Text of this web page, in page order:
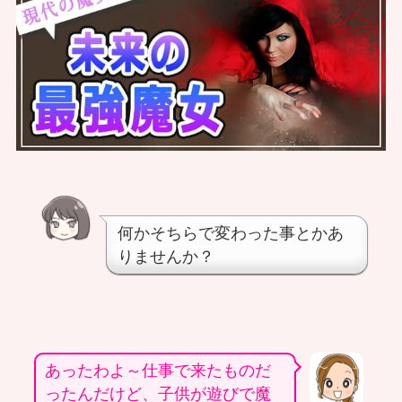
何かそちらで変わった事とかあ
りませんか？
あったわよ～仕事で来たものだ
ったんだけど、子供が遊びで魔